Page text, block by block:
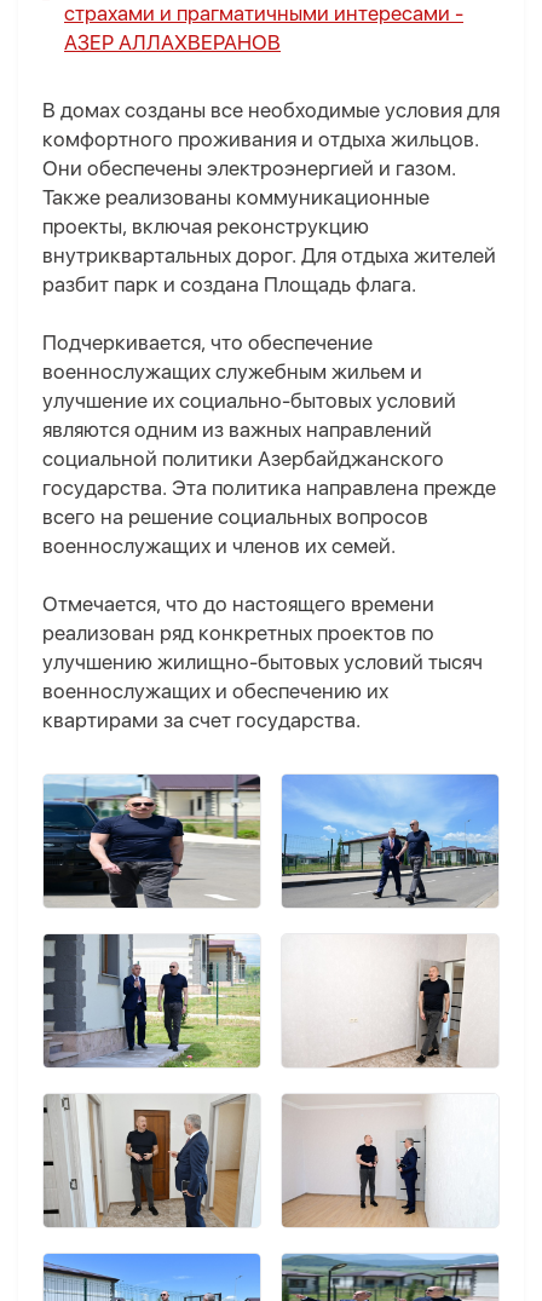
страхами и прагматичными интересами -
АЗЕР АЛЛАХВЕРАНОВ
В домах созданы все необходимые условия для
комфортного проживания и отдыха жильцов.
Они обеспечены электроэнергией и газом.
Также реализованы коммуникационные
проекты, включая реконструкцию
внутриквартальных дорог. Для отдыха жителей
разбит парк и создана Площадь флага.
Подчеркивается, что обеспечение
военнослужащих служебным жильем и
улучшение их социально-бытовых условий
являются одним из важных направлений
социальной политики Азербайджанского
государства. Эта политика направлена прежде
всего на решение социальных вопросов
военнослужащих и членов их семей.
Отмечается, что до настоящего времени
реализован ряд конкретных проектов по
улучшению жилищно-бытовых условий тысяч
военнослужащих и обеспечению их
квартирами за счет государства.